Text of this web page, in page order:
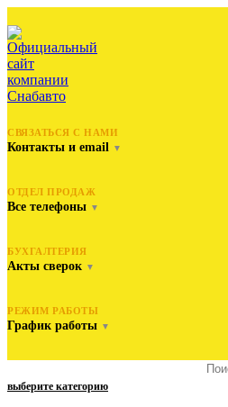
СВЯЗАТЬСЯ С НАМИ
Контакты и email ▼
ОТДЕЛ ПРОДАЖ
Все телефоны ▼
БУХГАЛТЕРИЯ
Акты сверок ▼
РЕЖИМ РАБОТЫ
График работы ▼
выберите категорию